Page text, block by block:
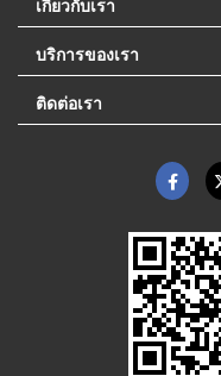
เกี่ยวกับเรา
บริการของเรา
ติดต่อเรา